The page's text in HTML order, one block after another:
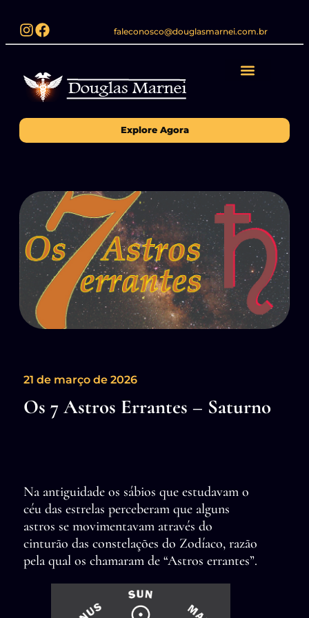
faleconosco@douglasmarnei.com.br
Explore Agora
21 de março de 2026
Os 7 Astros Errantes – Saturno
Na antiguidade os sábios que estudavam o
céu das estrelas perceberam que alguns
astros se movimentavam através do
cinturão das constelações do Zodíaco, razão
pela qual os chamaram de “Astros errantes”.